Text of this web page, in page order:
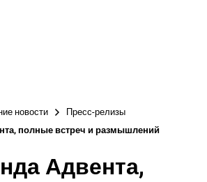
Русский
новости
Пресс-релизы
полные встреч и размышлений
Адвента,